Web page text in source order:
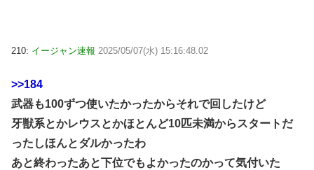
210: イージャン速報 2025/05/07(水) 15:16:48.02
>>184
武器も100ずつ使いたかったからそれで回したけど
牙獣系とかレウスとかほとんど10匹未満からスタートだ
ったしほんとダルかったわ
あと終わったあと下位でもよかったのかって気付いた